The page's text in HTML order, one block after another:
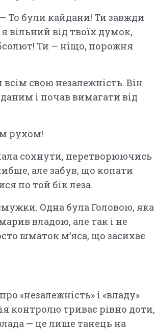
То були кайдани! Ти завжди
вільний від твоїх думок,
Ти — ніщо, порожня
свою незалежність. Він
і почав вимагати від
рухом!
сохнути, перетворюючись
але забув, що копати
по той бік леза.
Одна була Головою, яка
владою, але так і не
шматок м’яса, що засихає
«незалежність» і «владу»
контролю триває рівно доти,
— це лише танець на